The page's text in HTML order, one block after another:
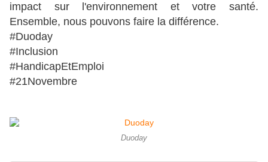
impact sur l'environnement et votre santé.
Ensemble, nous pouvons faire la différence.
#Duoday
#Inclusion
#HandicapEtEmploi
#21Novembre
Duoday